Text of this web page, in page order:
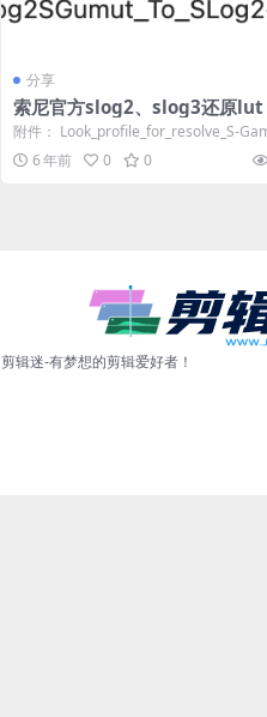
分享
索尼官方slog2、slog3还原lut
附件： Look_profile_for_resolve_S-
lo...
6 年前 0 0
剪辑迷-有梦想的剪辑爱好者！